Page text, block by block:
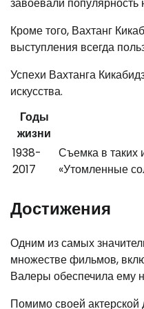
Кроме того, Вахтанг
выступления всегда
Успехи Вахтанга
искусства.
Годы
жизни
1938-
2017
Съемка в таких
«Утомленные
Достижения
Одним из самых
множестве фильмов,
Валеры обеспечила ему
Помимо своей актерской